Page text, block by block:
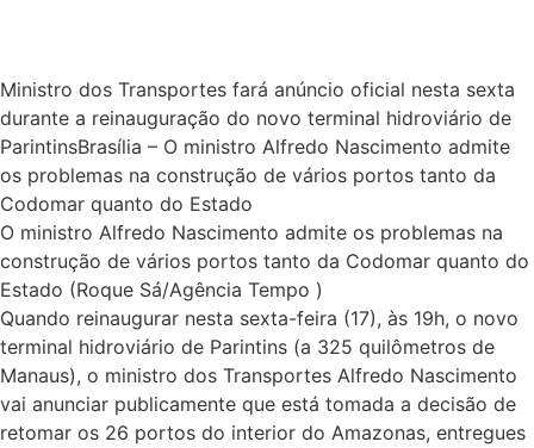
Ministro dos Transportes fará anúncio oficial nesta sexta
durante a reinauguração do novo terminal hidroviário de
ParintinsBrasília – O ministro Alfredo Nascimento admite
os problemas na construção de vários portos tanto da
Codomar quanto do Estado
O ministro Alfredo Nascimento admite os problemas na
construção de vários portos tanto da Codomar quanto do
Estado (Roque Sá/Agência Tempo )
Quando reinaugurar nesta sexta-feira (17), às 19h, o novo
terminal hidroviário de Parintins (a 325 quilômetros de
Manaus), o ministro dos Transportes Alfredo Nascimento
vai anunciar publicamente que está tomada a decisão de
retomar os 26 portos do interior do Amazonas, entregues